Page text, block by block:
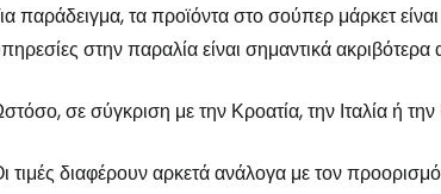
παράδειγμα, τα προϊόντα στο σούπερ μάρκετ
στην παραλία είναι σημαντικά ακριβότερα
σε σύγκριση με την Κροατία, την Ιταλία ή
τιμές διαφέρουν αρκετά ανάλογα με τον